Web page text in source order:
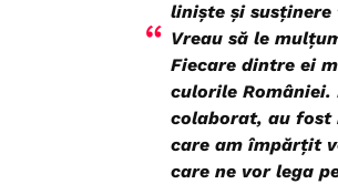
liniște și
Vreau să le
Fiecare dintre ei
culorile
colaborat, au fost
care am împărțit
care ne vor lega